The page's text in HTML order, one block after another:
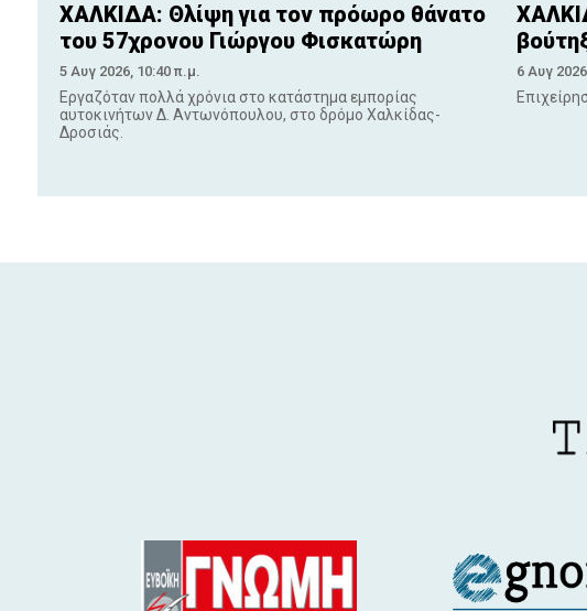
ΧΑΛΚΙΔΑ: Θλίψη για τον πρόωρο θάνατο
του 57χρονου Γιώργου Φισκατώρη
5 Αυγ 2026, 10:40 π.μ.
Εργαζόταν πολλά χρόνια στο κατάστημα εμπορίας
αυτοκινήτων Δ. Αντωνόπουλου, στο δρόμο Χαλκίδας-
Δροσιάς.
6 Αυγ